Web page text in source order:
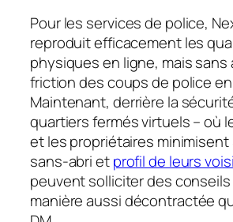
Pour les services de police,
reproduit efficacement les
physiques en ligne, mais sans
friction des coups de police
Maintenant, derrière la
quartiers fermés virtuels – où
et les propriétaires
sans-abri etprofil de leurs
peuvent solliciter des conseils
manière aussi décontractée